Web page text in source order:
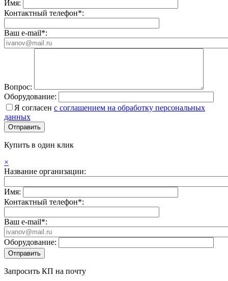
Имя:
Контактный телефон*:
Ваш e-mail*:
Вопрос:
Оборудование:
Я согласен с соглашением на обработку персональных
данных
Купить в один клик
×
Название организации:
Имя:
Контактный телефон*:
Ваш e-mail*:
Оборудование:
Запросить КП на почту